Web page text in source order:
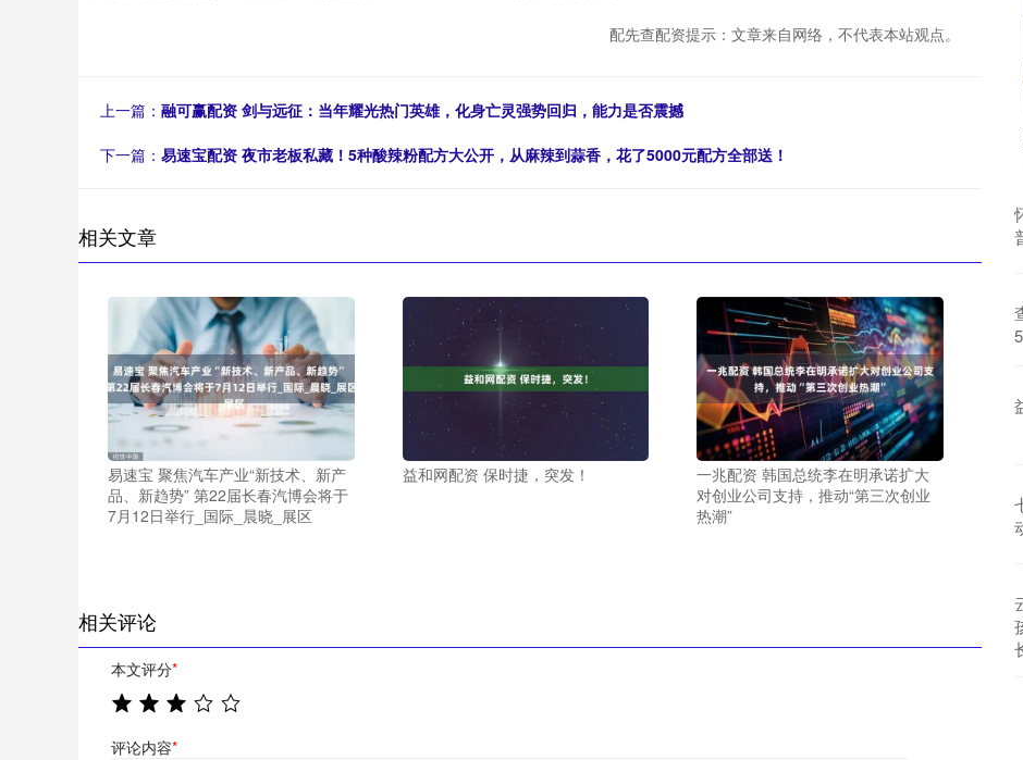
配先查配资提示：文章来自网络，不代表本站观点。
上一篇： 融可赢配资 剑与远征：当年耀光热门英雄，化身亡灵强势回归，能力是否震撼
下一篇： 易速宝配资 夜市老板私藏！5种酸辣粉配方大公开，从麻辣到蒜香，花了5000元配方全部送！
相关文章
易速宝 聚焦汽车产业“新技术、新产
品、新趋势” 第22届长春汽博会将于
7月12日举行_国际_晨晓_展区
益和网配资 保时捷，突发！
一兆配资 韩国总统李在明承诺扩大
对创业公司支持，推动“第三次创业
热潮”
相关评论
本文评分*
评论内容*